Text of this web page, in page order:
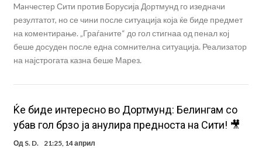
Maнчестер Сити против Борусија Дортмунд го изедначи
резултатот, но се чини после ситуација која ќе биде предмет
на коментирање. „Граѓаните“ до гол стигнаа од пенал кој
беше досуден после една сомнителна ситуација. Реализатор
на најстрогата казна беше Марез.
Ќе биде интересно во Дортмунд: Белингам со
убав гол брзо ја анулира предноста на Сити! 🎥
Од S. D.
21:25, 14 април